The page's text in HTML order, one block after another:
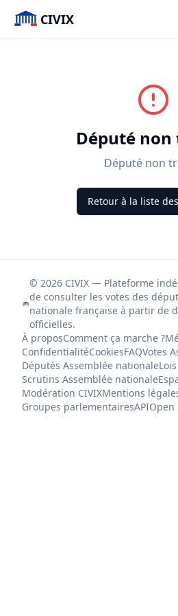
CIVIX
Député
Député non
Retour à la liste
© 2026 CIVIX — Plateforme
de consulter les votes des
nationale française à partir de
officielles.
À proposComment ça marche ?
ConfidentialitéCookiesFAQVotes
Députés Assemblée nationale
Scrutins Assemblée nationale
Modération CIVIXMentions
Groupes parlementairesAPIOpen